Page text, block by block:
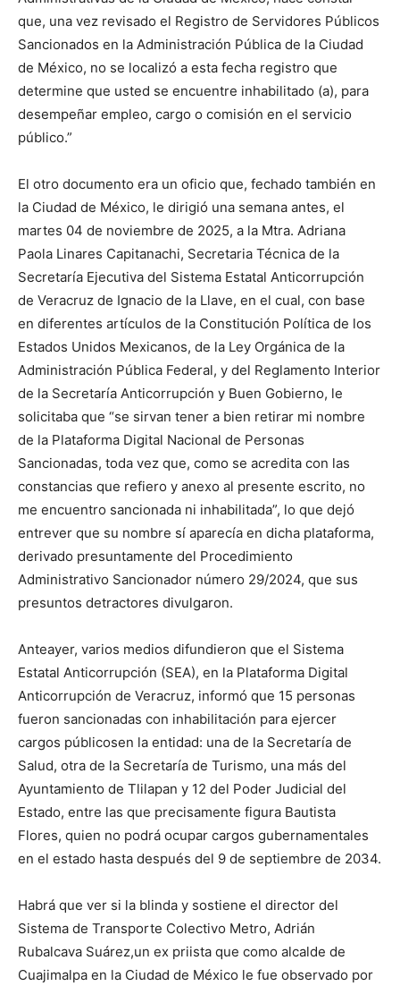
que, una vez revisado el Registro de Servidores Públicos
Sancionados en la Administración Pública de la Ciudad
de México, no se localizó a esta fecha registro que
determine que usted se encuentre inhabilitado (a), para
desempeñar empleo, cargo o comisión en el servicio
público.”
El otro documento era un oficio que, fechado también en
la Ciudad de México, le dirigió una semana antes, el
martes 04 de noviembre de 2025, a la Mtra. Adriana
Paola Linares Capitanachi, Secretaria Técnica de la
Secretaría Ejecutiva del Sistema Estatal Anticorrupción
de Veracruz de Ignacio de la Llave, en el cual, con base
en diferentes artículos de la Constitución Política de los
Estados Unidos Mexicanos, de la Ley Orgánica de la
Administración Pública Federal, y del Reglamento Interior
de la Secretaría Anticorrupción y Buen Gobierno, le
solicitaba que “se sirvan tener a bien retirar mi nombre
de la Plataforma Digital Nacional de Personas
Sancionadas, toda vez que, como se acredita con las
constancias que refiero y anexo al presente escrito, no
me encuentro sancionada ni inhabilitada”, lo que dejó
entrever que su nombre sí aparecía en dicha plataforma,
derivado presuntamente del Procedimiento
Administrativo Sancionador número 29/2024, que sus
presuntos detractores divulgaron.
Anteayer, varios medios difundieron que el Sistema
Estatal Anticorrupción (SEA), en la Plataforma Digital
Anticorrupción de Veracruz, informó que 15 personas
fueron sancionadas con inhabilitación para ejercer
cargos públicosen la entidad: una de la Secretaría de
Salud, otra de la Secretaría de Turismo, una más del
Ayuntamiento de Tlilapan y 12 del Poder Judicial del
Estado, entre las que precisamente figura Bautista
Flores, quien no podrá ocupar cargos gubernamentales
en el estado hasta después del 9 de septiembre de 2034.
Habrá que ver si la blinda y sostiene el director del
Sistema de Transporte Colectivo Metro, Adrián
Rubalcava Suárez,un ex priista que como alcalde de
Cuajimalpa en la Ciudad de México le fue observado por